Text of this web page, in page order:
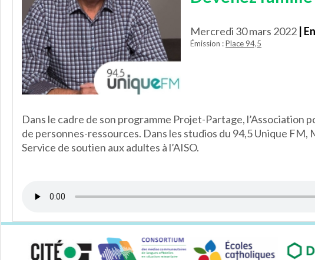
Mercredi 30 mars 2022 |
Émission :Place 94,5
Dans le cadre de son programme Projet-Partage, l’Association
de personnes-ressources. Dans les studios du 94,5 Unique
Service de soutien aux adultes à l’AISO.